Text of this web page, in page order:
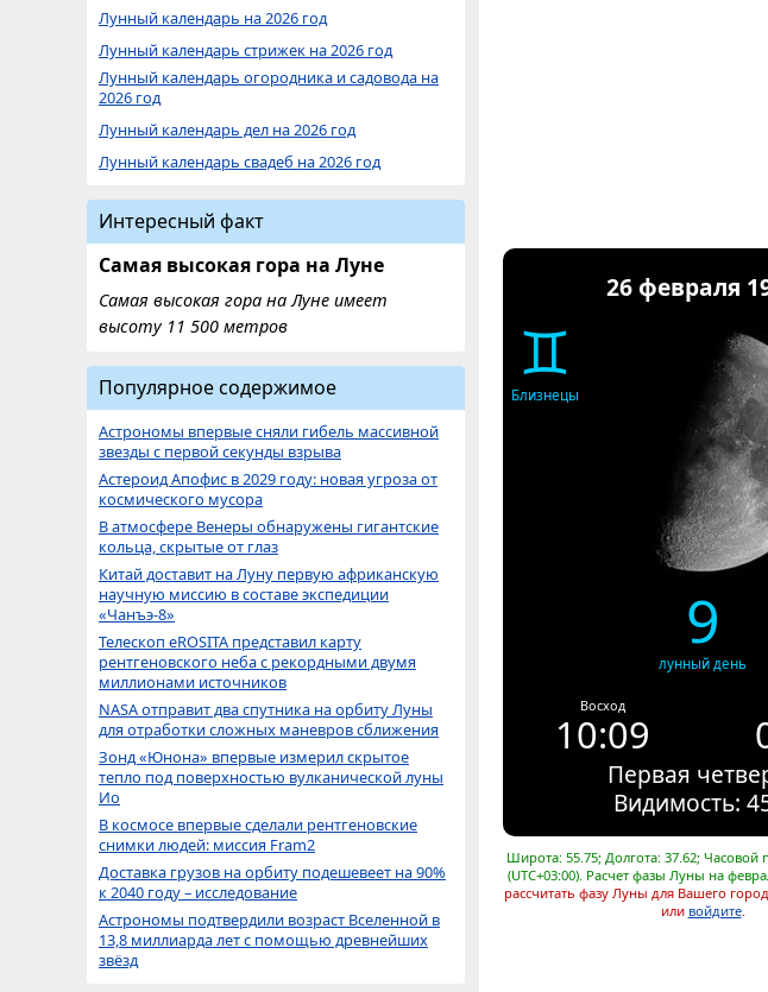
26 февраля
♊
Близнецы
9
лунный день
Восход
10:09
Первая
Видимость:
Широта: 55.75; Долгота: 37.62; Часовой
(UTC+03:00). Расчет фазы Луны на
рассчитать фазу Луны для Вашего
или войдите.
Лунный календарь на 2026 год
Лунный календарь стрижек на 2026 год
Лунный календарь огородника и садовода на
2026 год
Лунный календарь дел на 2026 год
Лунный календарь свадеб на 2026 год
Интересный факт
Самая высокая гора на Луне
Самая высокая гора на Луне имеет
высоту 11 500 метров
Популярное содержимое
Астрономы впервые сняли гибель массивной
звезды с первой секунды взрыва
Астероид Апофис в 2029 году: новая угроза от
космического мусора
В атмосфере Венеры обнаружены гигантские
кольца, скрытые от глаз
Китай доставит на Луну первую африканскую
научную миссию в составе экспедиции
«Чанъэ-8»
Телескоп eROSITA представил карту
рентгеновского неба с рекордными двумя
миллионами источников
NASA отправит два спутника на орбиту Луны
для отработки сложных маневров сближения
Зонд «Юнона» впервые измерил скрытое
тепло под поверхностью вулканической луны
Ио
В космосе впервые сделали рентгеновские
снимки людей: миссия Fram2
Доставка грузов на орбиту подешевеет на 90%
к 2040 году – исследование
Астрономы подтвердили возраст Вселенной в
13,8 миллиарда лет с помощью древнейших
звёзд